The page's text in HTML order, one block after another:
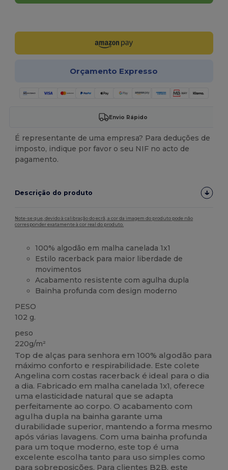
Orçamento Expresso
Envio Rápido
É representante de uma empresa? Para deduções de
imposto, indique por favor o seu NIF no acto de
pagamento.
Descrição do produto
Note-se que, devido à calibração do ecrã, a cor da imagem do produto pode não
corresponder exatamente à cor real do produto.
100% algodão em malha canelada 1x1
Estilo racerback para maior liberdade de
movimentos
Acabamento resistente com agulha dupla
Bainha profunda com design moderno
PESO
102 g.
peso
220g/m²
Top de alças para senhora em 100% algodão para
máximo conforto e respirabilidade. Este colete
Angelina com costas racerback é ideal para o dia
a dia. Fabricado em malha canelada 1x1, oferece
uma elasticidade natural que se adapta
perfeitamente ao corpo. O acabamento com
agulha dupla na bainha garante uma
durabilidade superior, mantendo a forma mesmo
após várias lavagens. Com uma bainha profunda
para um toque moderno, este top é uma
excelente escolha tanto para uso simples como
para sobreposições. Para clientes B2B, este